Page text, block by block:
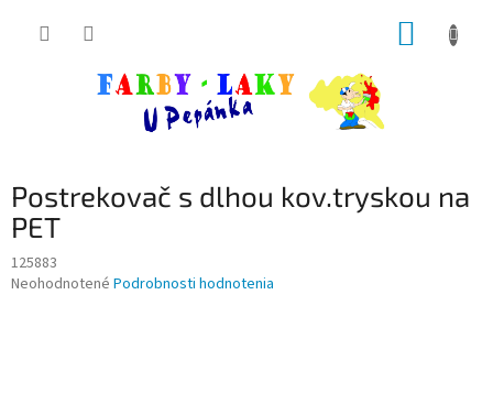
Postrekovač s dlhou kov.tryskou na
PET
125883
Priemerné
Neohodnotené Podrobnosti hodnotenia